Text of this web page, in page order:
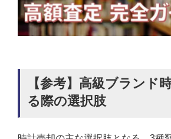
【参考】高級ブランド
る際の選択肢